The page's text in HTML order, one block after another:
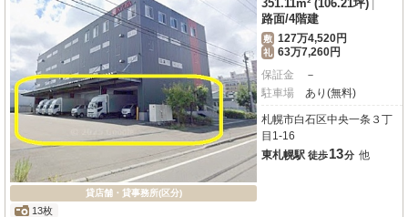
貸店舗・貸事務所(区分)
13枚
351.11m² (106.21坪)
路面/4階建
敷 127万4,520円
礼 63万7,260円
保証金
－
駐車場
あり(無料)
札幌市白石区中央一条３丁
目1-16
東札幌駅 徒歩13分 他